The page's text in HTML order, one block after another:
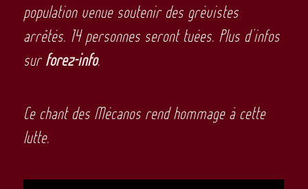
population venue soutenir des grévistes
arrêtés. 14 personnes seront tuées. Plus d’infos
surforez-info.
Ce chant des Mécanos rend hommage à cette
lutte.